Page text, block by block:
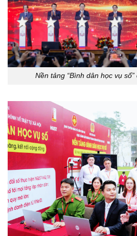
Nền tảng “Bình dân học vụ